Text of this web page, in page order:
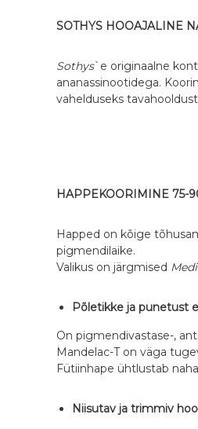
SOTHYS HOOAJALINE
Sothys`e originaalne
ananassinootidega.
vahelduseks
HAPPEKOORIMINE 75-
Happed on kõige
pigmendilaike.
Valikus on järgmised
Põletikke ja punetust
On pigmendivastase-,
Mandelac-T on väga
Fütiinhape ühtlustab
Niisutav ja trimmiv